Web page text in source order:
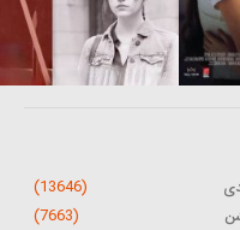
(13646)
(7663)